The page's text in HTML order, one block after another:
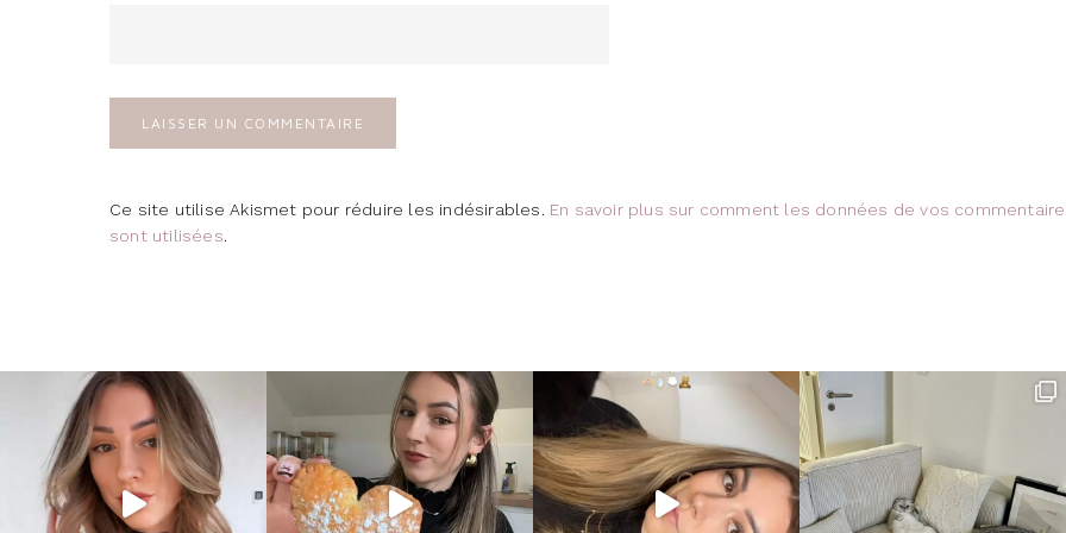
Ce site utilise Akismet pour réduire les indésirables. En savoir plus sur comment les données de vos
sont utilisées.